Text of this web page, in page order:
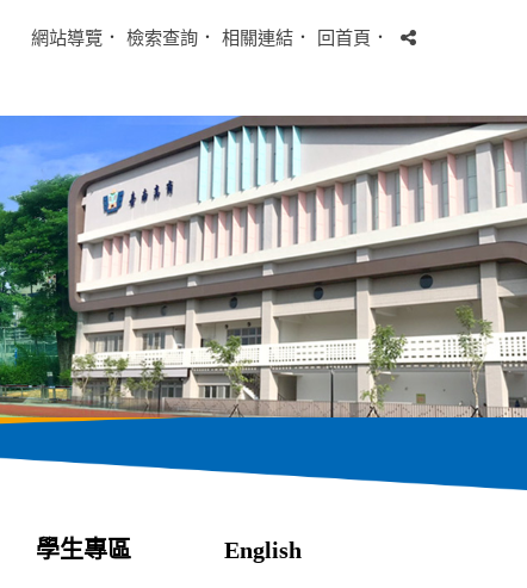
網站導覽 ． 檢索查詢 ． 相關連結 ． 回首頁 ．
學生專區 English